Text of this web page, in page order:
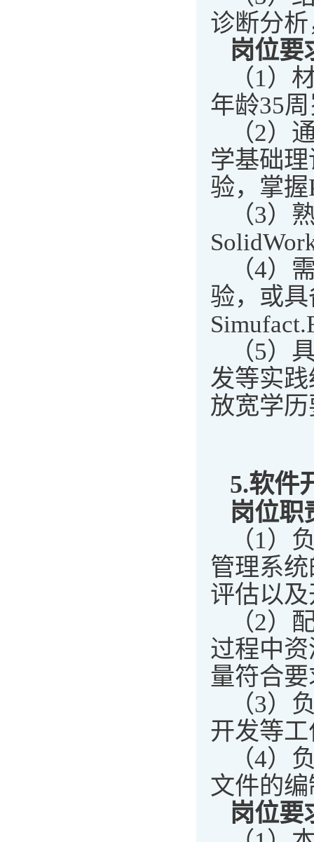
诊断分
岗位要
（1）
年龄35
（2）
学基础
验，掌
（3）
（4）
验，或
（5）
发等实
放宽学
5.软件
岗位职
（1）
管理系
评估以
（2）
过程中
量符合
（3）
开发等
（4）
文件的
岗位要